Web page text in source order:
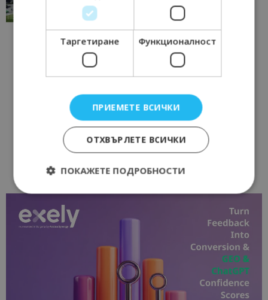
Перник
Таргетиране Функционалност
ПРИЕМЕТЕ ВСИЧКИ
ОТХВЪРЛЕТЕ ВСИЧКИ
ПОКАЖЕТЕ ПОДРОБНОСТИ
Строго необходимо
Строго необходимите бисквитки позволяват
основната функционалност на уебсайта, като
потребителско влизане и управление на
акаунта. Уебсайтът не може да се използва
правилно без строго необходими бисквитки.